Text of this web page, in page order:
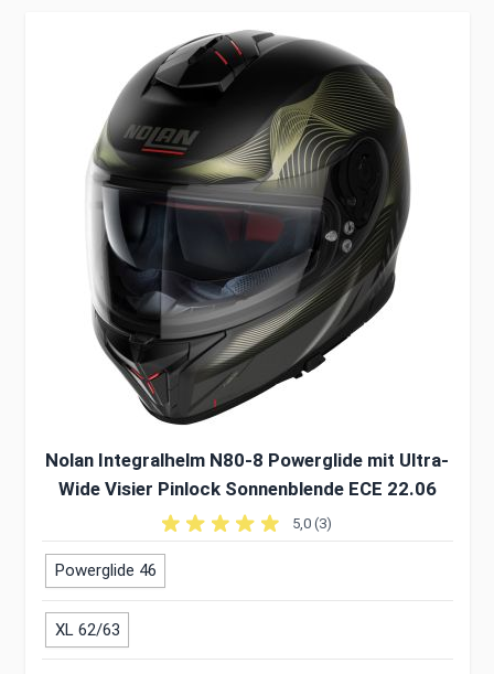
Nolan Integralhelm N80-8 Powerglide mit Ultra-
Wide Visier Pinlock Sonnenblende ECE 22.06
5,0 (3)
Powerglide 46
XL 62/63